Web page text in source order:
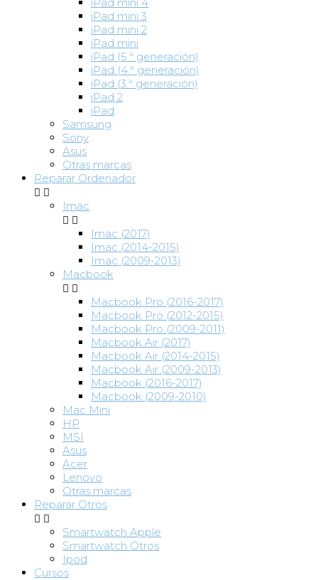
iPad mini 3
iPad mini 2
iPad mini
iPad (5.ª generación)
iPad (4.ª generación)
iPad (3.ª generación)
iPad 2
iPad
Samsung
Sony
Asus
Otras marcas
Reparar Ordenador
 
Imac
 
Imac (2017)
Imac (2014-2015)
Imac (2009-2013)
Macbook
 
Macbook Pro (2016-2017)
Macbook Pro (2012-2015)
Macbook Pro (2009-2011)
Macbook Air (2017)
Macbook Air (2014-2015)
Macbook Air (2009-2013)
Macbook (2016-2017)
Macbook (2009-2010)
Mac Mini
HP
MSI
Asus
Acer
Lenovo
Otras marcas
Reparar Otros
 
Smartwatch Apple
Smartwatch Otros
Ipod
Cursos